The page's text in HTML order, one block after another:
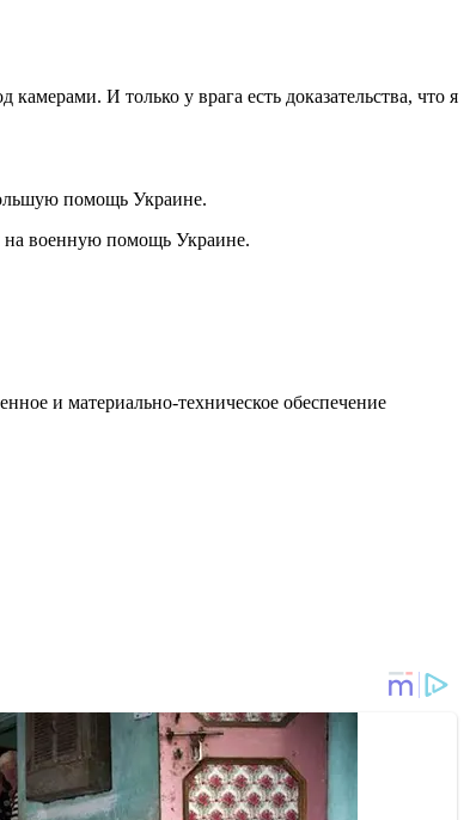
И только у врага есть доказательства, что я
помощь Украине.
на военную помощь Украине.
и материально-техническое обеспечение